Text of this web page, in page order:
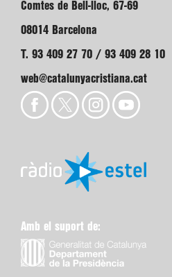
Comtes de Bell-lloc, 67-69
08014 Barcelona
T. 93 409 27 70 / 93 409 28 10
web@catalunyacristiana.cat
Amb el suport de: